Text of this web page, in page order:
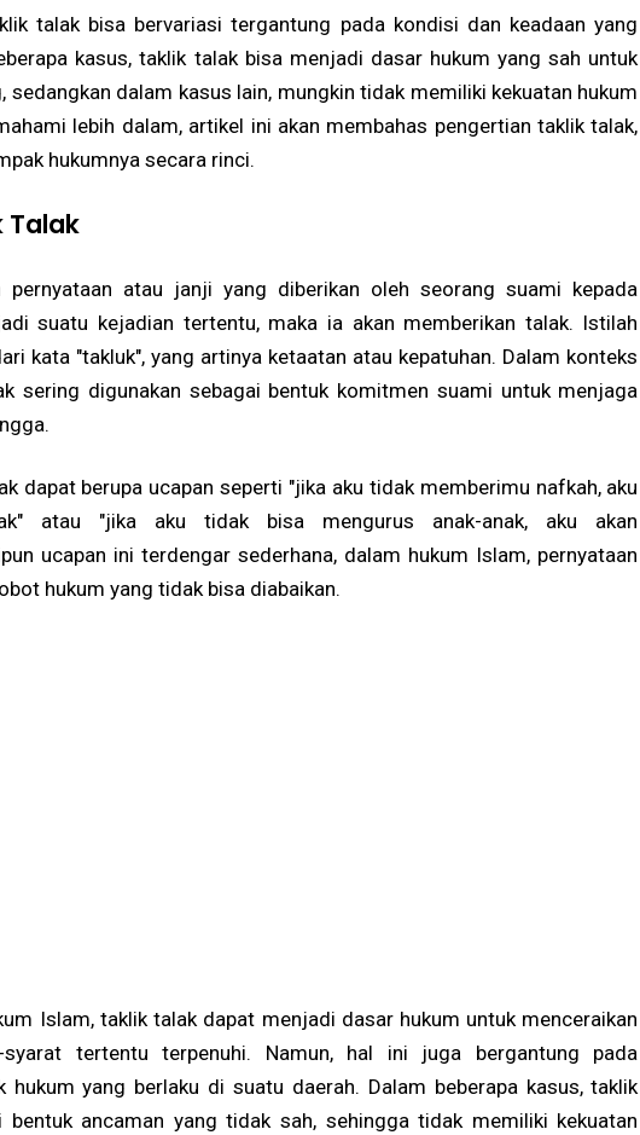
talak bisa bervariasi tergantung pada kondisi dan keadaan yang
kasus, taklik talak bisa menjadi dasar hukum yang sah untuk
sedangkan dalam kasus lain, mungkin tidak memiliki kekuatan hukum
lebih dalam, artikel ini akan membahas pengertian taklik talak,
hukumnya secara rinci.
Talak
pernyataan atau janji yang diberikan oleh seorang suami kepada
suatu kejadian tertentu, maka ia akan memberikan talak. Istilah
kata "takluk", yang artinya ketaatan atau kepatuhan. Dalam konteks
sering digunakan sebagai bentuk komitmen suami untuk menjaga
dapat berupa ucapan seperti "jika aku tidak memberimu nafkah, aku
atau "jika aku tidak bisa mengurus anak-anak, aku akan
ucapan ini terdengar sederhana, dalam hukum Islam, pernyataan
hukum yang tidak bisa diabaikan.
Islam, taklik talak dapat menjadi dasar hukum untuk menceraikan
tertentu terpenuhi. Namun, hal ini juga bergantung pada
hukum yang berlaku di suatu daerah. Dalam beberapa kasus, taklik
bentuk ancaman yang tidak sah, sehingga tidak memiliki kekuatan